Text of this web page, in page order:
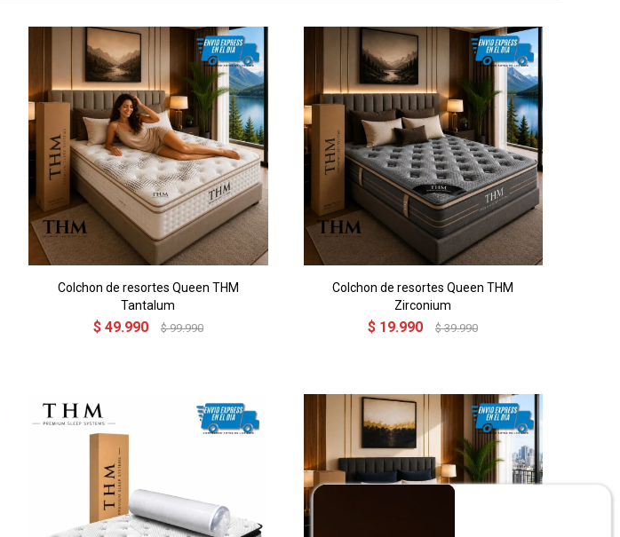
Colchon de resortes Queen THM
Tantalum
$ 49.990 $ 99.990
Colchon de resortes Queen THM
Zirconium
$ 19.990 $ 39.990